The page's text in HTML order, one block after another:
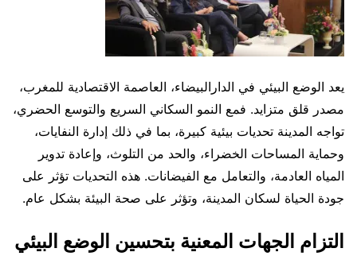
يعد الوضع البيئي في الدارالبيضاء، العاصمة الاقتصادية للمغرب،
مصدر قلق متزايد. فمع النمو السكاني السريع والتوسع الحضري،
تواجه المدينة تحديات بيئية كبيرة، بما في ذلك إدارة النفايات،
وحماية المساحات الخضراء، والحد من التلوث، وإعادة تدوير
المياه العادمة، والتعامل مع الفيضانات. هذه التحديات تؤثر على
جودة الحياة لسكان المدينة، وتؤثر على صحة البيئة بشكل عام.
التزام الجهات المعنية بتحسين الوضع البيئي